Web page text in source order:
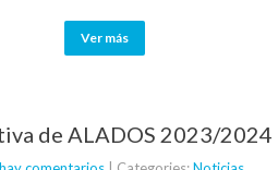
Ver más
de ALADOS 2023/2024